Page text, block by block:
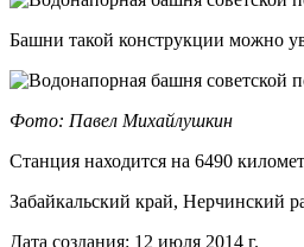
Башни такой конструкции можно
Фото: Павел Михайлушкин
Станция находится на 6490
Забайкальский край, Нерчинский
Дата создания: 12 июля 2014 г.